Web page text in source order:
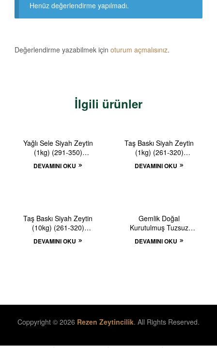
Henüz değerlendirme yapılmadı.
Değerlendirme yazabilmek için oturum açmalısınız.
İlgili ürünler
Yağlı Sele Siyah Zeytin
(1kg) (291-350)
DEVAMINI OKU
Taş Baskı Siyah Zeytin
(1kg) (261-320)
DEVAMINI OKU
Taş Baskı Siyah Zeytin
(10kg) (261-320)
DEVAMINI OKU
Gemlik Doğal
Kurutulmuş Tuzsuz
DEVAMINI OKU
Coppyright © 2026 Rezen Zeytincilik. All Rights Reserved.